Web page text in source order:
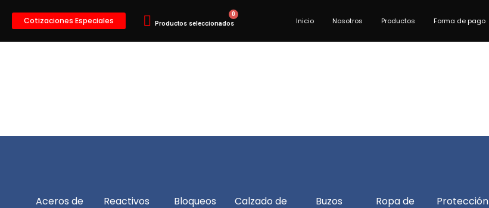
Cotizaciones Especiales Inicio Nosotros Productos Forma de pago
Aceros de
Reactivos
Bloqueos
Calzado de
Buzos
Ropa de
Protección